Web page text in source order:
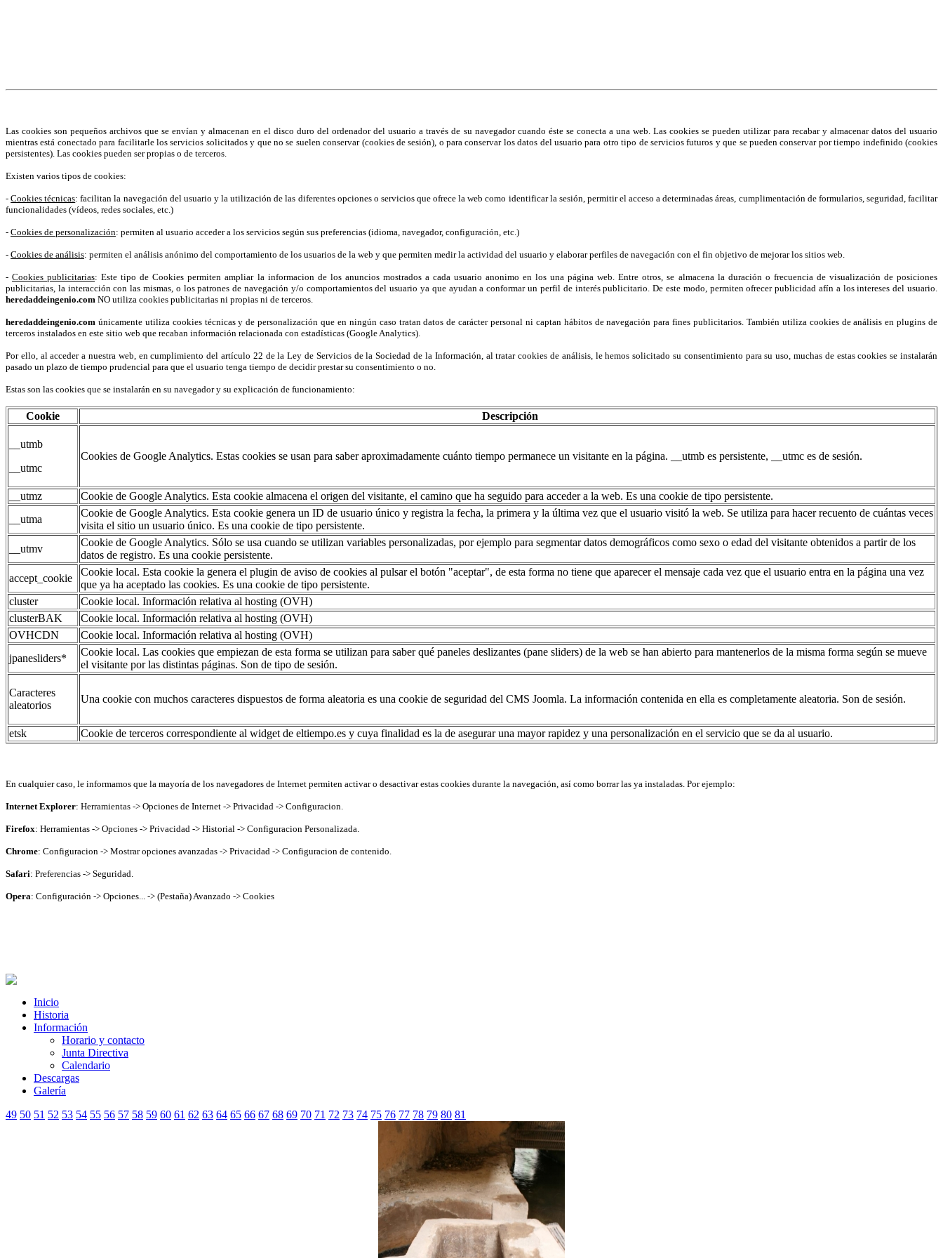
Las cookies son pequeños archivos que se envían y almacenan en el disco duro del ordenador del usuario a través de su navegador cuando éste se conecta a una web. Las cookies se pueden utilizar para recabar y almacenar datos del usuario
mientras está conectado para facilitarle los servicios solicitados y que no se suelen conservar (cookies de sesión), o para conservar los datos del usuario para otro tipo de servicios futuros y que se pueden conservar por tiempo indefinido (cookies
persistentes). Las cookies pueden ser propias o de terceros.
Existen varios tipos de cookies:
-Cookies técnicas: facilitan la navegación del usuario y la utilización de las diferentes opciones o servicios que ofrece la web como identificar la sesión, permitir el acceso a determinadas áreas, cumplimentación de formularios, seguridad, facilitar
funcionalidades (vídeos, redes sociales, etc.)
- Cookies de personalización: permiten al usuario acceder a los servicios según sus preferencias (idioma, navegador, configuración, etc.)
- Cookies de análisis: permiten el análisis anónimo del comportamiento de los usuarios de la web y que permiten medir la actividad del usuario y elaborar perfiles de navegación con el fin objetivo de mejorar los sitios web.
-Cookies publicitarias: Este tipo de Cookies permiten ampliar la informacion de los anuncios mostrados a cada usuario anonimo en los una página web. Entre otros, se almacena la duración o frecuencia de visualización de posiciones
publicitarias, la interacción con las mismas, o los patrones de navegación y/o comportamientos del usuario ya que ayudan a conformar un perfil de interés publicitario. De este modo, permiten ofrecer publicidad afín a los intereses del usuario.
heredaddeingenio.com NO utiliza cookies publicitarias ni propias ni de terceros.
heredaddeingenio.com únicamente utiliza cookies técnicas y de personalización que en ningún caso tratan datos de carácter personal ni captan hábitos de navegación para fines publicitarios. También utiliza cookies de análisis en plugins de
terceros instalados en este sitio web que recaban información relacionada con estadísticas (Google Analytics).
Por ello, al acceder a nuestra web, en cumplimiento del artículo 22 de la Ley de Servicios de la Sociedad de la Información, al tratar cookies de análisis, le hemos solicitado su consentimiento para su uso, muchas de estas cookies se instalarán
pasado un plazo de tiempo prudencial para que el usuario tenga tiempo de decidir prestar su consentimiento o no.
Estas son las cookies que se instalarán en su navegador y su explicación de funcionamiento:
Cookie Descripción
__utmb
__utmc
Cookies de Google Analytics. Estas cookies se usan para saber aproximadamente cuánto tiempo permanece un visitante en la página. __utmb es persistente, __utmc es de sesión.
__utmz
Cookie de Google Analytics. Esta cookie almacena el origen del visitante, el camino que ha seguido para acceder a la web. Es una cookie de tipo persistente.
__utma
Cookie de Google Analytics. Esta cookie genera un ID de usuario único y registra la fecha, la primera y la última vez que el usuario visitó la web. Se utiliza para hacer recuento de cuántas veces
visita el sitio un usuario único. Es una cookie de tipo persistente.
__utmv
Cookie de Google Analytics. Sólo se usa cuando se utilizan variables personalizadas, por ejemplo para segmentar datos demográficos como sexo o edad del visitante obtenidos a partir de los
datos de registro. Es una cookie persistente.
accept_cookie
Cookie local. Esta cookie la genera el plugin de aviso de cookies al pulsar el botón "aceptar", de esta forma no tiene que aparecer el mensaje cada vez que el usuario entra en la página una vez
que ya ha aceptado las cookies. Es una cookie de tipo persistente.
cluster
Cookie local. Información relativa al hosting (OVH)
clusterBAK
Cookie local. Información relativa al hosting (OVH)
OVHCDN
Cookie local. Información relativa al hosting (OVH)
jpanesliders*
Cookie local. Las cookies que empiezan de esta forma se utilizan para saber qué paneles deslizantes (pane sliders) de la web se han abierto para mantenerlos de la misma forma según se mueve
el visitante por las distintas páginas. Son de tipo de sesión.
Caracteres
aleatorios
Una cookie con muchos caracteres dispuestos de forma aleatoria es una cookie de seguridad del CMS Joomla. La información contenida en ella es completamente aleatoria. Son de sesión.
etsk Cookie de terceros correspondiente al widget de eltiempo.es y cuya finalidad es la de asegurar una mayor rapidez y una personalización en el servicio que se da al usuario.
En cualquier caso, le informamos que la mayoría de los navegadores de Internet permiten activar o desactivar estas cookies durante la navegación, así como borrar las ya instaladas. Por ejemplo:
Internet Explorer: Herramientas -> Opciones de Internet -> Privacidad -> Configuracion.
Firefox: Herramientas -> Opciones -> Privacidad -> Historial -> Configuracion Personalizada.
Chrome: Configuracion -> Mostrar opciones avanzadas -> Privacidad -> Configuracion de contenido.
Safari: Preferencias -> Seguridad.
Opera: Configuración -> Opciones... -> (Pestaña) Avanzado -> Cookies
Inicio
Historia
Información
Horario y contacto
Junta Directiva
Calendario
Descargas
Galería
49 50 51 52 53 54 55 56 57 58 59 60 61 62 63 64 65 66 67 68 69 70 71 72 73 74 75 76 77 78 79 80 81